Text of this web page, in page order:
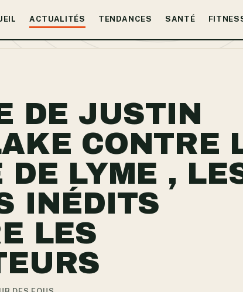
ACTUALITÉS TENDANCES SANTÉ
DE JUSTIN
CONTRE
DE LYME ,
INÉDITS
LES